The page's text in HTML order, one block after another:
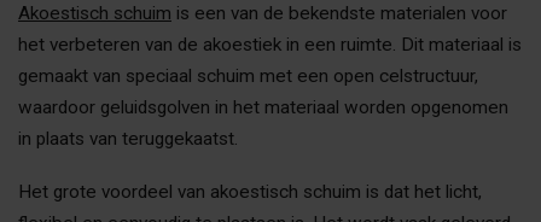
Akoestisch schuim is een van de bekendste materialen voor
het verbeteren van de akoestiek in een ruimte. Dit materiaal is
gemaakt van speciaal schuim met een open celstructuur,
waardoor geluidsgolven in het materiaal worden opgenomen
in plaats van teruggekaatst.
Het grote voordeel van akoestisch schuim is dat het licht,